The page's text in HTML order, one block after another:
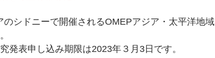
シドニーで開催されるOMEPアジア・太平洋地域
表申し込み期限は2023年３月3日です。